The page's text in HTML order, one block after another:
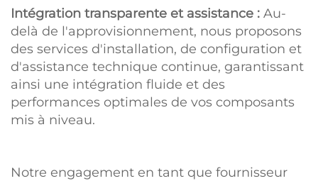
Intégration transparente et assistance : Au-
delà de l'approvisionnement, nous proposons
des services d'installation, de configuration et
d'assistance technique continue, garantissant
ainsi une intégration fluide et des
performances optimales de vos composants
mis à niveau.
Notre engagement en tant que fournisseur